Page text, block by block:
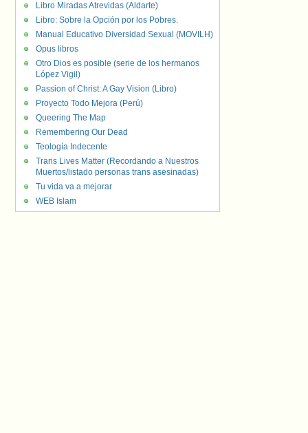
Libro Miradas Atrevidas (Aldarte)
Libro: Sobre la Opción por los Pobres.
Manual Educativo Diversidad Sexual (MOVILH)
Opus libros
Otro Dios es posible (serie de los hermanos
López Vigil)
Passion of Christ: A Gay Vision (Libro)
Proyecto Todo Mejora (Perú)
Queering The Map
Remembering Our Dead
Teología Indecente
Trans Lives Matter (Recordando a Nuestros
Muertos/listado personas trans asesinadas)
Tu vida va a mejorar
WEB Islam